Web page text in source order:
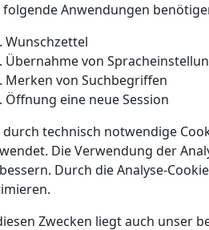
folgende Anwendungen
Wunschzettel
Übernahme von
Merken von Suchbegriffen
Öffnung eine neue Session
durch technisch notwendige
Die Verwendung der
Durch die Analyse-
Zwecken liegt auch unser